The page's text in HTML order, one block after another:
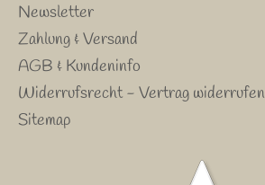
Newsletter
Zahlung & Versand
AGB & Kundeninfo
Widerrufsrecht - Vertrag widerrufen
Sitemap